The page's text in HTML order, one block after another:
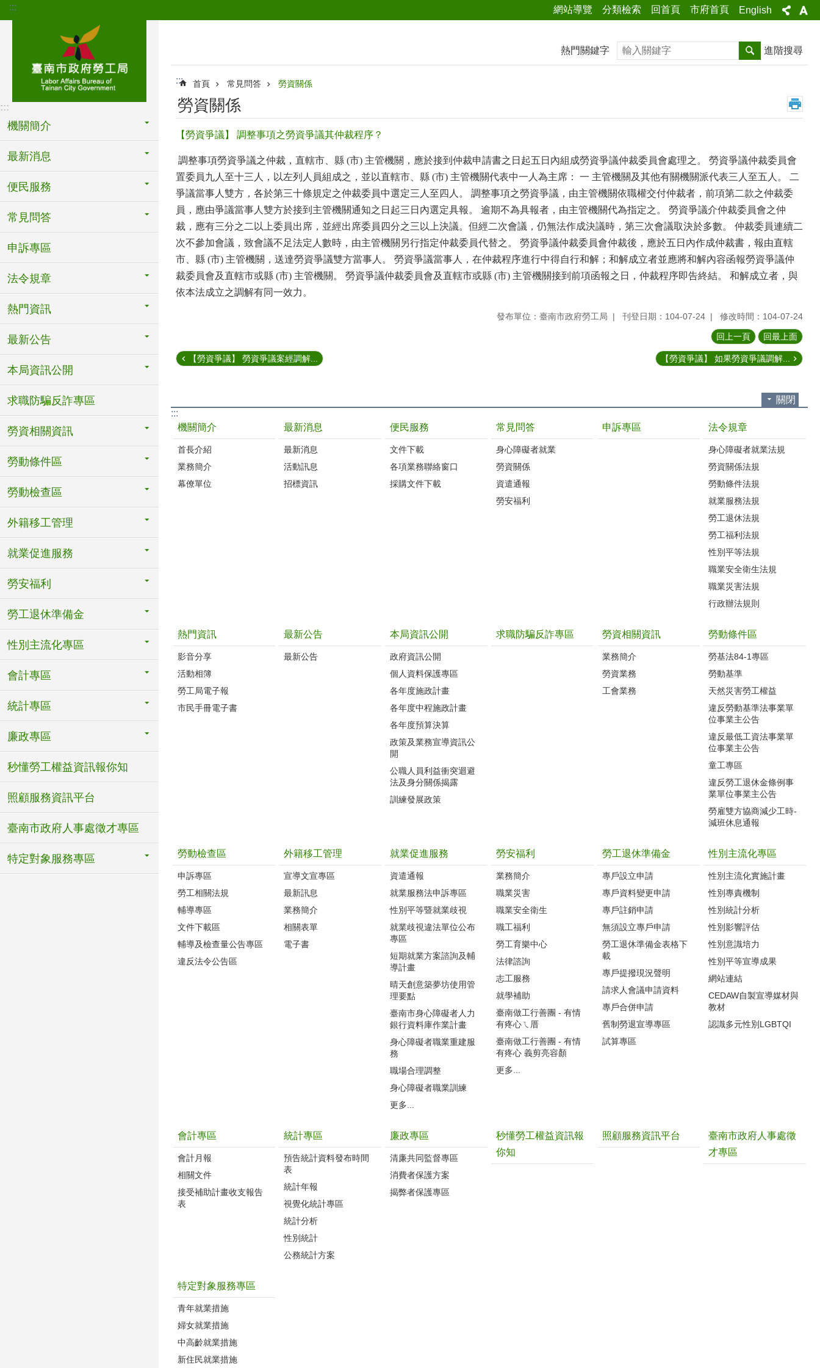
跳到主要內容區塊
::: 網站導覽 分類檢索 回首頁 市府首頁 English
:::
機關簡介
最新消息
便民服務
常見問答
申訴專區
法令規章
熱門資訊
最新公告
本局資訊公開
求職防騙反詐專區
勞資相關資訊
勞動條件區
勞動檢查區
外籍移工管理
就業促進服務
勞安福利
勞工退休準備金
性別主流化專區
會計專區
統計專區
廉政專區
秒懂勞工權益資訊報你知
照顧服務資訊平台
臺南市政府人事處徵才專區
特定對象服務專區
熱門關鍵字 搜尋 進階搜尋
::: 首頁 常見問答 勞資關係
勞資關係
【勞資爭議】 調整事項之勞資爭議其仲裁程序？
調整事項勞資爭議之仲裁，直轄市、縣 (市) 主管機關，應於接到仲裁申請書之日起五日內組成勞資爭議仲裁委員會處理之。 勞資爭議仲裁委員會
置委員九人至十三人，以左列人員組成之，並以直轄市、縣 (市) 主管機關代表中一人為主席： 一 主管機關及其他有關機關派代表三人至五人。 二
爭議當事人雙方，各於第三十條規定之仲裁委員中選定三人至四人。 調整事項之勞資爭議，由主管機關依職權交付仲裁者，前項第二款之仲裁委
員，應由爭議當事人雙方於接到主管機關通知之日起三日內選定具報。 逾期不為具報者，由主管機關代為指定之。 勞資爭議介仲裁委員會之仲
裁，應有三分之二以上委員出席，並經出席委員四分之三以上決議。但經二次會議，仍無法作成決議時，第三次會議取決於多數。 仲裁委員連續二
次不參加會議，致會議不足法定人數時，由主管機關另行指定仲裁委員代替之。 勞資爭議仲裁委員會仲裁後，應於五日內作成仲裁書，報由直轄
市、縣 (市) 主管機關，送達勞資爭議雙方當事人。 勞資爭議當事人，在仲裁程序進行中得自行和解；和解成立者並應將和解內容函報勞資爭議仲
裁委員會及直轄市或縣 (市) 主管機關。 勞資爭議仲裁委員會及直轄市或縣 (市) 主管機關接到前項函報之日，仲裁程序即告終結。 和解成立者，與
依本法成立之調解有同一效力。
發布單位：臺南市政府勞工局 刊登日期：104-07-24 修改時間：104-07-24
回上一頁 回最上面
【勞資爭議】 勞資爭議案經調解... 【勞資爭議】 如果勞資爭議調解...
關閉
:::
機關簡介
首長介紹
業務簡介
幕僚單位
最新消息
最新消息
活動訊息
招標資訊
便民服務
文件下載
各項業務聯絡窗口
採購文件下載
常見問答
身心障礙者就業
勞資關係
資遣通報
勞安福利
申訴專區 法令規章
身心障礙者就業法規
勞資關係法規
勞動條件法規
就業服務法規
勞工退休法規
勞工福利法規
性別平等法規
職業安全衛生法規
職業災害法規
行政辦法規則
熱門資訊
影音分享
活動相簿
勞工局電子報
市民手冊電子書
最新公告
最新公告
本局資訊公開
政府資訊公開
個人資料保護專區
各年度施政計畫
各年度中程施政計畫
各年度預算決算
政策及業務宣導資訊公
開
公職人員利益衝突迴避
法及身分關係揭露
訓練發展政策
求職防騙反詐專區 勞資相關資訊
業務簡介
勞資業務
工會業務
勞動條件區
勞基法84-1專區
勞動基準
天然災害勞工權益
違反勞動基準法事業單
位事業主公告
違反最低工資法事業單
位事業主公告
童工專區
違反勞工退休金條例事
業單位事業主公告
勞雇雙方協商減少工時-
減班休息通報
勞動檢查區
申訴專區
勞工相關法規
輔導專區
文件下載區
輔導及檢查量公告專區
違反法令公告區
外籍移工管理
宣導文宣專區
最新訊息
業務簡介
相關表單
電子書
就業促進服務
資遣通報
就業服務法申訴專區
性別平等暨就業歧視
就業歧視違法單位公布
專區
短期就業方案諮詢及輔
導計畫
晴天創意築夢坊使用管
理要點
臺南市身心障礙者人力
銀行資料庫作業計畫
身心障礙者職業重建服
務
職場合理調整
身心障礙者職業訓練
更多...
勞安福利
業務簡介
職業災害
職業安全衛生
職工福利
勞工育樂中心
法律諮詢
志工服務
就學補助
臺南做工行善團 - 有情
有疼心ㄟ厝
臺南做工行善團 - 有情
有疼心 義剪亮容顏
更多...
勞工退休準備金
專戶設立申請
專戶資料變更申請
專戶註銷申請
無須設立專戶申請
勞工退休準備金表格下
載
專戶提撥現況聲明
請求人會議申請資料
專戶合併申請
舊制勞退宣導專區
試算專區
性別主流化專區
性別主流化實施計畫
性別專責機制
性別統計分析
性別影響評估
性別意識培力
性別平等宣導成果
網站連結
CEDAW自製宣導媒材與
教材
認識多元性別LGBTQI
會計專區
會計月報
相關文件
接受補助計畫收支報告
表
統計專區
預告統計資料發布時間
表
統計年報
視覺化統計專區
統計分析
性別統計
公務統計方案
廉政專區
清廉共同監督專區
消費者保護方案
揭弊者保護專區
秒懂勞工權益資訊報
你知
照顧服務資訊平台
臺南市政府人事處徵
才專區
特定對象服務專區
青年就業措施
婦女就業措施
中高齡就業措施
新住民就業措施